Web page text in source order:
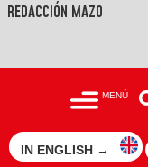
REDACCIÓN MAZO
MENÚ
IN ENGLISH →